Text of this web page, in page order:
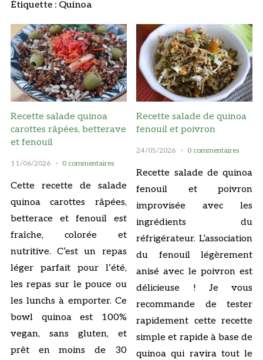
Étiquette : Quinoa
Recette salade quinoa
carottes râpées, betterave
et fenouil
11/06/2026 0 commentaires
Cette recette de salade
quinoa carottes râpées,
betterace et fenouil est
fraîche, colorée et
nutritive. C’est un repas
léger parfait pour l’été,
les repas sur le pouce ou
les lunchs à emporter. Ce
bowl quinoa est 100%
vegan, sans gluten, et
prêt en moins de 30
Recette salade de quinoa
fenouil et poivron
24/05/2026 0 commentaires
Recette salade de quinoa
fenouil et poivron
improvisée avec les
ingrédients du
réfrigérateur. L’association
du fenouil légèrement
anisé avec le poivron est
délicieuse ! Je vous
recommande de tester
rapidement cette recette
simple et rapide à base de
quinoa qui ravira tout le